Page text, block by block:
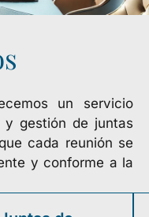
un servicio
y gestión de juntas
cada reunión se
y conforme a la